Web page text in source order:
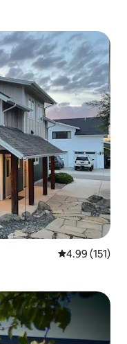
平均评分 4.99
4.99 (151)